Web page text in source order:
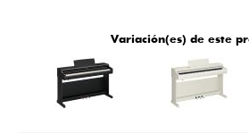
Variación(es) de este